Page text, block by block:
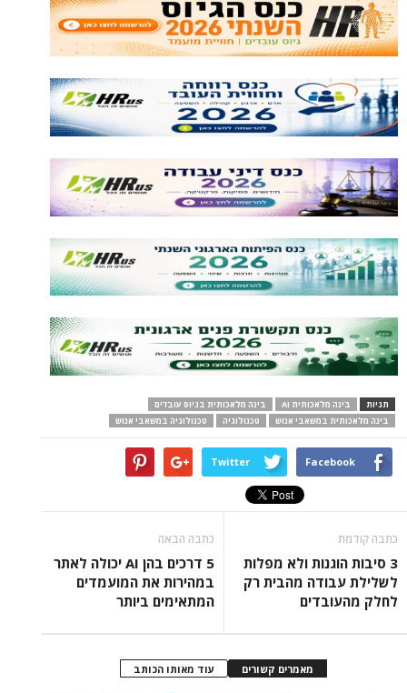
תגיות בינה מלאכותית AI
בינה מלאכותית בגיוס עובדים
בינה מלאכותית במשאבי אנוש
טכנולוגיה טכנולוגיה במשאבי אנוש
Facebook
Twitter
כתבה קודמת
3 סיבות הוגנות ולא מפלות
לשלילת עבודה מהבית רק
לחלק מהעובדים
כתבה הבאה
5 דרכים בהן AI יכולה לאתר
במהירות את המועמדים
המתאימים ביותר
מאמרים קשורים עוד מאותו הכותב